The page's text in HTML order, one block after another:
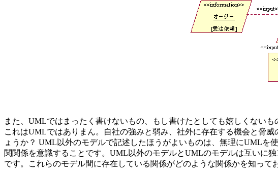
また、UMLではまったく書けないもの、もし書けたとしても嬉しくないも
これはUMLではありまん。自社の強みと弱み、社外に存在する機会と脅
ょうか？ UML以外のモデルで記述したほうがよいものは、無理にUML
関関係を意識することです。UML以外のモデルとUMLのモデルは互いに
です。これらのモデル間に存在している関係がどのような関係かを知っ